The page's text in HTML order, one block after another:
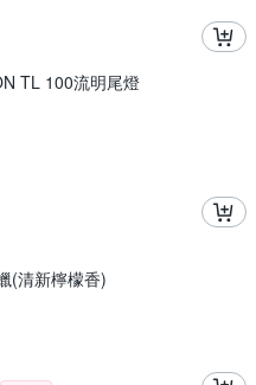
TL 100流明尾燈
(清新檸檬香)